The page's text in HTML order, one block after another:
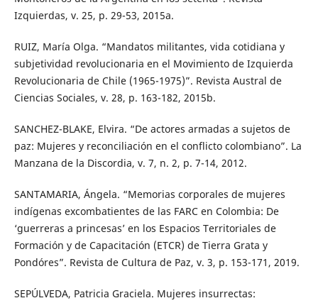
Izquierdas, v. 25, p. 29-53, 2015a.
RUIZ, María Olga. “Mandatos militantes, vida cotidiana y
subjetividad revolucionaria en el Movimiento de Izquierda
Revolucionaria de Chile (1965-1975)”. Revista Austral de
Ciencias Sociales, v. 28, p. 163-182, 2015b.
SANCHEZ-BLAKE, Elvira. “De actores armadas a sujetos de
paz: Mujeres y reconciliación en el conflicto colombiano”. La
Manzana de la Discordia, v. 7, n. 2, p. 7-14, 2012.
SANTAMARIA, Ángela. “Memorias corporales de mujeres
indígenas excombatientes de las FARC en Colombia: De
‘guerreras a princesas’ en los Espacios Territoriales de
Formación y de Capacitación (ETCR) de Tierra Grata y
Pondóres”. Revista de Cultura de Paz, v. 3, p. 153-171, 2019.
SEPÚLVEDA, Patricia Graciela. Mujeres insurrectas: